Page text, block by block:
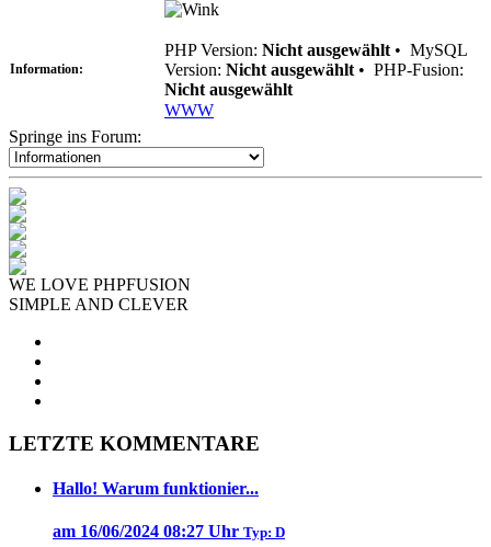
Information:
PHP Version: Nicht ausgewählt • MySQL
Version: Nicht ausgewählt • PHP-Fusion:
Nicht ausgewählt
WWW
Springe ins Forum:
WE LOVE PHPFUSION
SIMPLE AND CLEVER
LETZTE KOMMENTARE
Hallo! Warum funktionier...
am 16/06/2024 08:27 Uhr Typ: D